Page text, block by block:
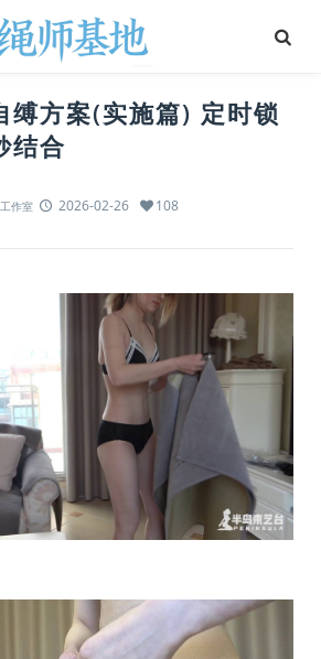
缚方案(实施篇) 定时锁
结合
作室 2026-02-26 108